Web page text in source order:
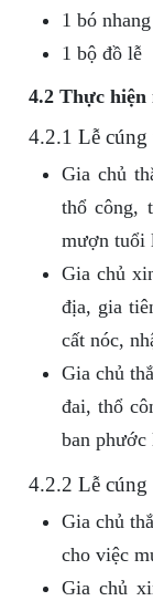
1 bó nhang
1 bộ đồ lễ
4.2 Thực hiện
4.2.1 Lễ
Gia chủ
thổ công,
mượn tuổi
Gia chủ
địa, gia
cất nóc,
Gia chủ
đai, thổ
ban phước
4.2.2 Lễ cúng
Gia chủ
cho việc
Gia chủ